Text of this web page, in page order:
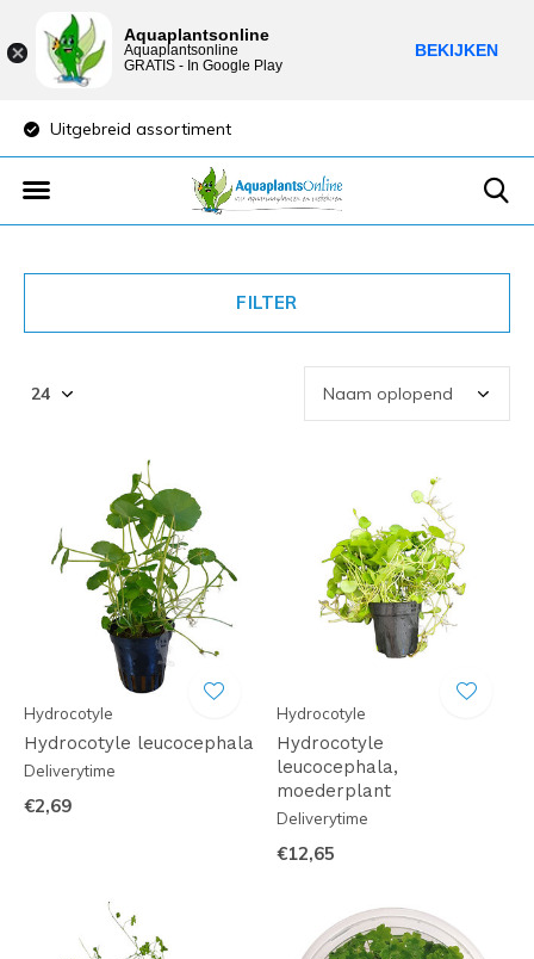
Uitgebreid assortiment
FILTER
Hydrocotyle
Hydrocotyle leucocephala
Deliverytime
€2,69
Hydrocotyle
Hydrocotyle
leucocephala,
moederplant
Deliverytime
€12,65
Aquaplantsonline
Aquaplantsonline
GRATIS - In Google Play
BEKIJKEN